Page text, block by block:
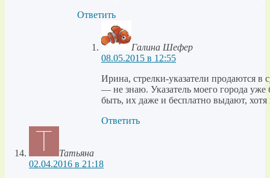
Ответить
Галина Шефер
08.05.2015 в 12:55
Ирина, стрелки-указатели продаются в
— не знаю. Указатель моего города
быть, их даже и бесплатно выдают, хотя
Ответить
Татьяна
02.04.2016 в 21:18